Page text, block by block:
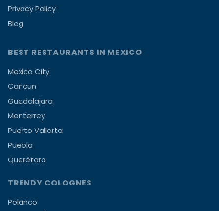
Privacy Policy
Blog
BEST RESTAURANTS IN MEXICO
Mexico City
Cancun
Guadalajara
Monterrey
Puerto Vallarta
Puebla
Querétaro
TRENDY COLOGNES
Polanco